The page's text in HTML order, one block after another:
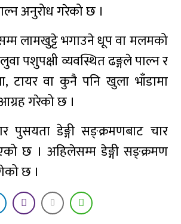
अनुरोध गरेको छ ।
लामखुट्टे भगाउने धूप वा मलमको
पशुपक्षी व्यवस्थित ढङ्गले पाल्न र
टायर वा कुनै पनि खुला भाँडामा
गरेको छ ।
पुसयता डेङ्गी सङ्क्रमणबाट चार
छ । अहिलेसम्म डेङ्गी सङ्क्रमण
छ ।